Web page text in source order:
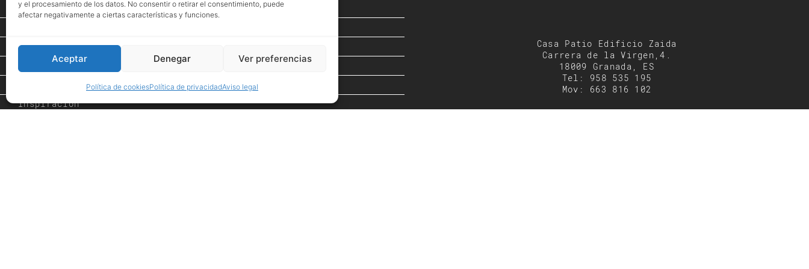
y el procesamiento de los datos. No consentir o retirar el consentimiento, puede
afectar negativamente a ciertas características y funciones.
Aceptar Denegar Ver preferencias
Política de cookiesPolítica de privacidadAviso legal
Proyectos
Eventos
Inspiración
Casa Patio Edificio Zaida
Carrera de la Virgen,4.
18009 Granada, ES
Tel: 958 535 195
Mov: 663 816 102